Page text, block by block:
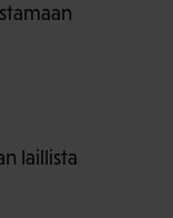
laillista